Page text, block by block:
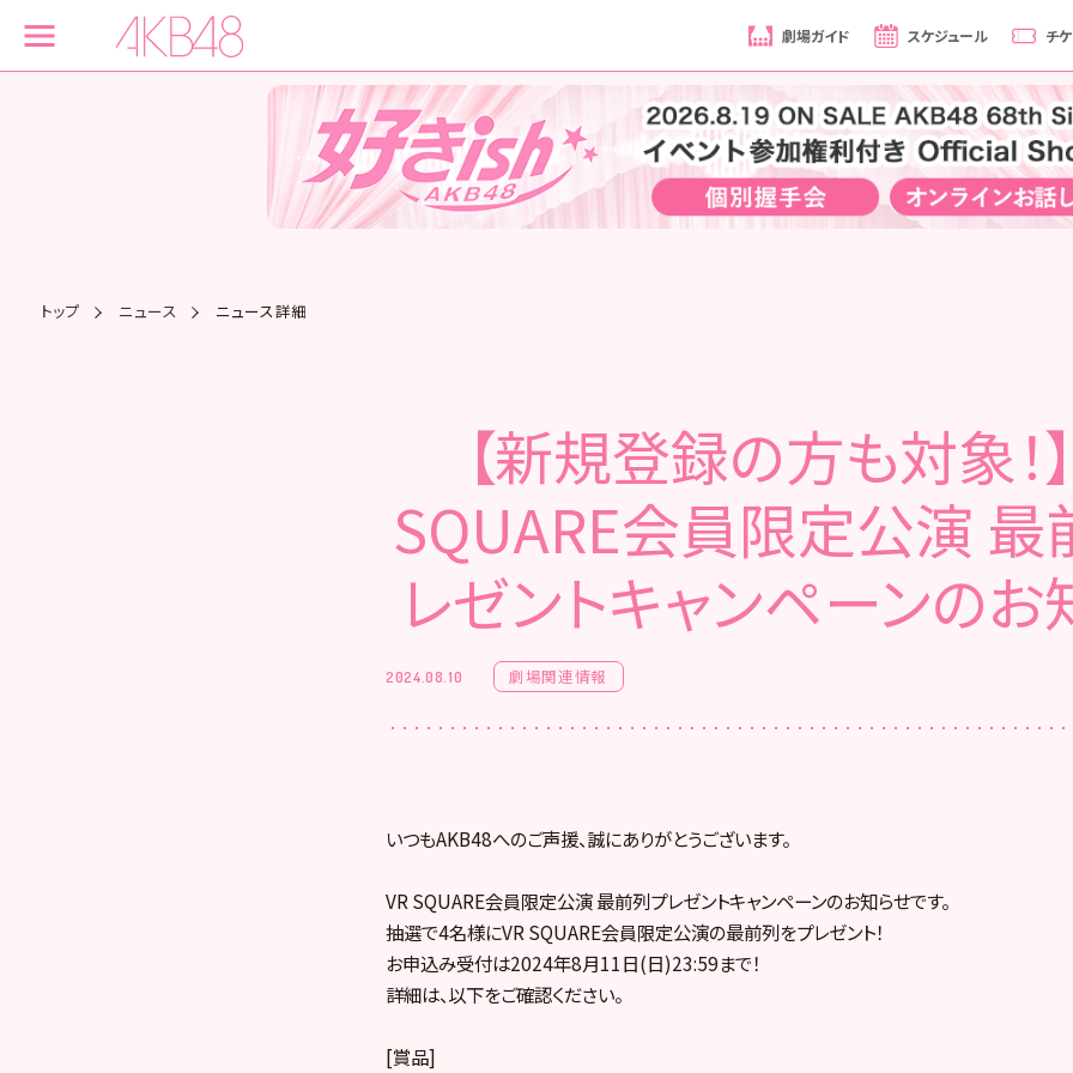
劇場ガイド スケジュール チ
トップ ニュース ニュース詳細
【新規登録の方も対象！
SQUARE会員限定公演 最
レゼントキャンペーンのお
2024.08.10 劇場関連情報
いつもAKB48へのご声援、誠にありがとうございます。
VR SQUARE会員限定公演 最前列プレゼントキャンペーンのお知らせです。
抽選で4名様にVR SQUARE会員限定公演の最前列をプレゼント！
お申込み受付は2024年8月11日(日)23:59まで！
詳細は、以下をご確認ください。
[賞品]